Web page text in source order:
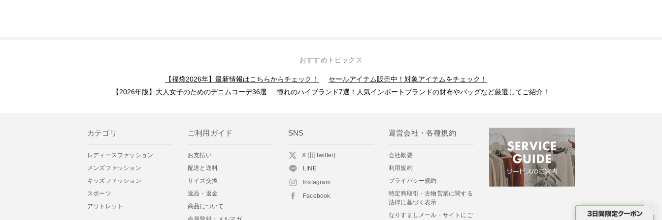
おすすめトピックス
【福袋2026年】最新情報はこちらからチェック！
セールアイテム販売中！対象アイテムをチェック！
【2026年版】大人女子のためのデニムコーデ36選
憧れのハイブランド7選！人気インポートブランドの財布やバッグなど厳選してご紹介！
カテゴリ
レディースファッション
メンズファッション
キッズファッション
スポーツ
アウトレット
ご利用ガイド
お支払い
配送と送料
サイズ交換
返品・返金
商品について
SNS
X (旧Twitter)
LINE
Instagram
Facebook
運営会社・各種規約
会社概要
利用規約
プライバシー規約
特定商取引・古物営業に関する
法律に基づく表示
なりすましメール・サイトにご